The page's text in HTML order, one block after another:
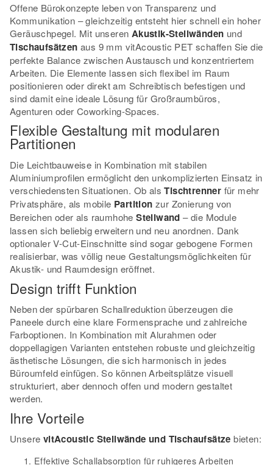
Offene Bürokonzepte leben von Transparenz und
Kommunikation – gleichzeitig entsteht hier schnell ein hoher
Geräuschpegel. Mit unseren Akustik-Stellwänden und
Tischaufsätzen aus 9 mm vitAcoustic PET schaffen Sie die
perfekte Balance zwischen Austausch und konzentriertem
Arbeiten. Die Elemente lassen sich flexibel im Raum
positionieren oder direkt am Schreibtisch befestigen und
sind damit eine ideale Lösung für Großraumbüros,
Agenturen oder Coworking-Spaces.
Flexible Gestaltung mit modularen
Partitionen
Die Leichtbauweise in Kombination mit stabilen
Aluminiumprofilen ermöglicht den unkomplizierten Einsatz in
verschiedensten Situationen. Ob alsTischtrenner für mehr
Privatsphäre, als mobile Partition zur Zonierung von
Bereichen oder als raumhoheStellwand – die Module
lassen sich beliebig erweitern und neu anordnen. Dank
optionaler V-Cut-Einschnitte sind sogar gebogene Formen
realisierbar, was völlig neue Gestaltungsmöglichkeiten für
Akustik- und Raumdesign eröffnet.
Design trifft Funktion
Neben der spürbaren Schallreduktion überzeugen die
Paneele durch eine klare Formensprache und zahlreiche
Farboptionen. In Kombination mit Alurahmen oder
doppellagigen Varianten entstehen robuste und gleichzeitig
ästhetische Lösungen, die sich harmonisch in jedes
Büroumfeld einfügen. So können Arbeitsplätze visuell
strukturiert, aber dennoch offen und modern gestaltet
werden.
Ihre Vorteile
Unsere vitAcoustic Stellwände und Tischaufsätze bieten:
Effektive Schallabsorption für ruhigeres Arbeiten